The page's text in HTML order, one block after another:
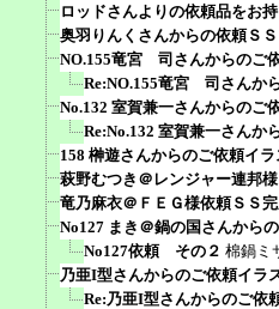
ロッドさんよりの依頼品をお
奥羽りんくさんからの依頼ＳＳ
NO.155竜宮 司さんからのご
Re:NO.155竜宮 司さんか
No.132 室賀兼一さんからのご
Re:No.132 室賀兼一さんか
158 榊遊さんからのご依頼イラ
萩野むつき＠レンジャー連邦
竜乃麻衣＠ＦＥＧ様依頼ＳＳ
No127 まき＠鍋の国さんから
No127依頼 その２ 棉鍋ミ
乃亜I型さんからのご依頼イラ
Re:乃亜I型さんからのご依